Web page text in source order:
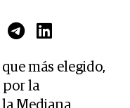
más elegido,
por la